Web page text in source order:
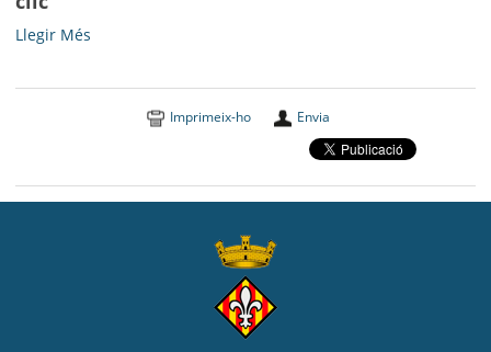
Digues
-
Tota
Llegir Més
Imprimeix-ho Envia